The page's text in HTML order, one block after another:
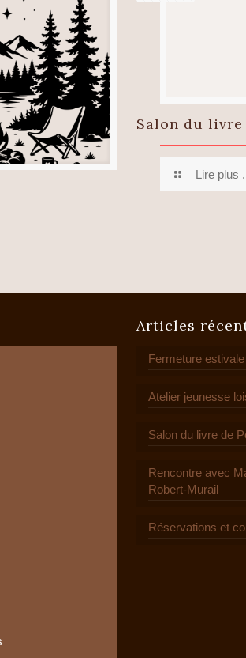
Salon du livre
Lire plus
Articles
Fermeture
Atelier jeunesse
Salon du livre de
Rencontre avec
Robert-Murail
Réservations et